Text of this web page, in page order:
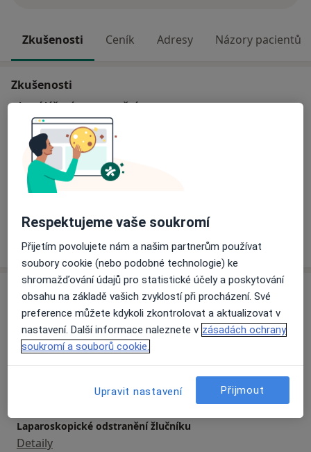
Zkušenosti Ceník Adresy Názory pacientů
Zkušenosti
Hlavní léčená onemocnění
Onemocnění žlučových cest
Žlučové kameny / žlučový kámen
Typ návštěv
Osobně
Víceo zkušenostech
Služby a ceník služeb
Konzultace
Detaily
Laparoskopické odstranění žlučníku
Detaily
Respektujeme vaše soukromí
Přijetím povolujete nám a našim partnerům používat
soubory cookie (nebo podobné technologie) ke
shromažďování údajů pro statistické účely a poskytování
obsahu na základě vašich zvyklostí při procházení. Své
preference můžete kdykoli zkontrolovat a aktualizovat v
nastavení. Další informace naleznete v zásadách ochrany
soukromí a souborů cookie.
Upravit nastavení Přijmout